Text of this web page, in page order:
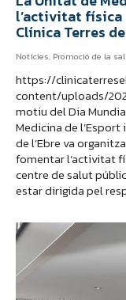
l’activitat física
Clínica Terres
Notícies, Promoció de la
https://
content/uploads/
motiu del Dia
Medicina de
de l’Ebre va
fomentar l’activitat
centre de salut
estar dirigida pel